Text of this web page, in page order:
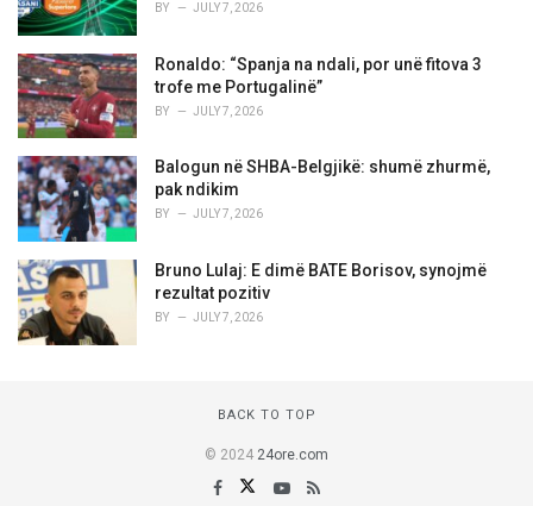
BY JULY 7, 2026
Ronaldo: “Spanja na ndali, por unë fitova 3
trofe me Portugalinë”
BY JULY 7, 2026
Balogun në SHBA-Belgjikë: shumë zhurmë,
pak ndikim
BY JULY 7, 2026
Bruno Lulaj: E dimë BATE Borisov, synojmë
rezultat pozitiv
BY JULY 7, 2026
BACK TO TOP
© 2024 24ore.com